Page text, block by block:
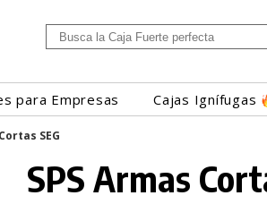
para Empresas Cajas Ignífugas
SEG
SPS Armas